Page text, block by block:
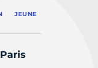
JEUNE